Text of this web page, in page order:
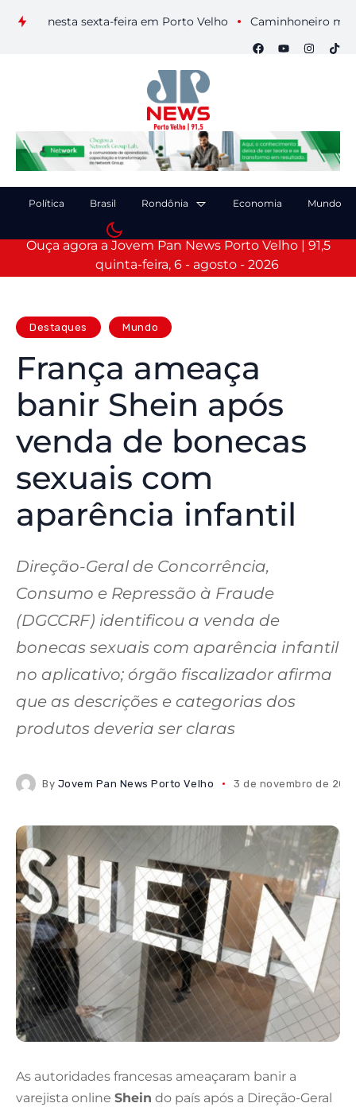
nesta sexta-feira em Porto Velho Caminhoneiro morre
Política Brasil Rondônia Economia Mundo
Ouça agora a Jovem Pan News Porto Velho | 91,5
quinta-feira, 6 - agosto - 2026
Destaques Mundo
França ameaça
banir Shein após
venda de bonecas
sexuais com
aparência infantil
Direção-Geral de Concorrência,
Consumo e Repressão à Fraude
(DGCCRF) identificou a venda de
bonecas sexuais com aparência infantil
no aplicativo; órgão fiscalizador afirma
que as descrições e categorias dos
produtos deveria ser claras
By Jovem Pan News Porto Velho 3 de novembro de
As autoridades francesas ameaçaram banir a
varejista online Shein do país após a Direção-Geral